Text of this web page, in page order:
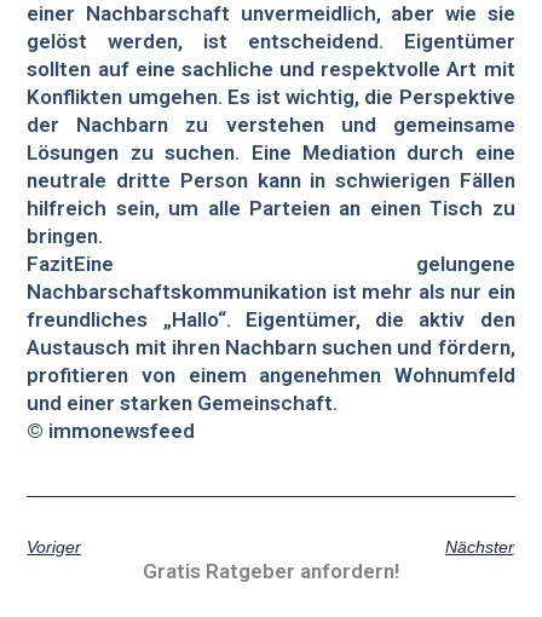
einer Nachbarschaft unvermeidlich, aber wie sie
gelöst werden, ist entscheidend. Eigentümer
sollten auf eine sachliche und respektvolle Art mit
Konflikten umgehen. Es ist wichtig, die Perspektive
der Nachbarn zu verstehen und gemeinsame
Lösungen zu suchen. Eine Mediation durch eine
neutrale dritte Person kann in schwierigen Fällen
hilfreich sein, um alle Parteien an einen Tisch zu
bringen.
FazitEine gelungene
Nachbarschaftskommunikation ist mehr als nur ein
freundliches „Hallo“. Eigentümer, die aktiv den
Austausch mit ihren Nachbarn suchen und fördern,
profitieren von einem angenehmen Wohnumfeld
und einer starken Gemeinschaft.
© immonewsfeed
Voriger Nächster
Gratis Ratgeber anfordern!